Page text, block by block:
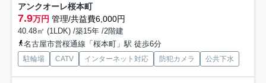
アンクオーレ桜本町
7.9万円 管理/共益費6,000円
40.48㎡ (1LDK) /築15年 /2階建
名古屋市営桜通線「桜本町」駅 徒歩6分
駐輪場 CATV インターネット対応 防犯カメラ 公共下水